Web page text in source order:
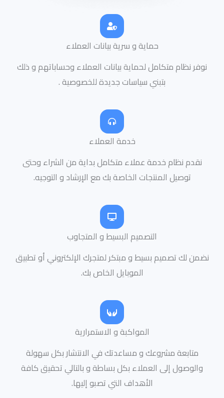
حماية و سرية بيانات العملاء
نوفر نظام متكامل لحماية بيانات العملاء وحساباتهم و ذلك
بتبني سياسات جديدة للخصوصية .
خدمة العملاء
نقدم نظام خدمة عملاء متكامل بداية من الشراء وحتى
توصيل المنتجات الخاصة بك مع الإرشاد و التوجيه.
التصميم البسيط و المتجاوب
نضمن لك تصميم بسيط و مبتكر لمتجرك الإلكتروني أو تطبيق
الموبايل الخاص بك.
المواكبة و الاستمرارية
متابعة مشروعك و مساعدتك في الانتشار بكل سهولة
والوصول إلى العملاء بكل بساطة و بالتالي تحقيق كافة
الأهداف التي تصبو إليها.